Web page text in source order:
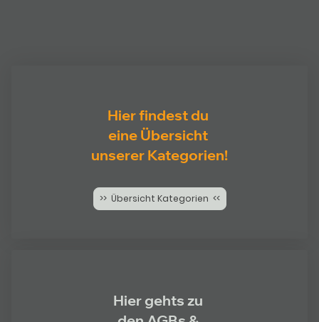
Hier findest du
eine Übersicht
unserer Kategorien!
>> Übersicht Kategorien <<
Hier gehts zu